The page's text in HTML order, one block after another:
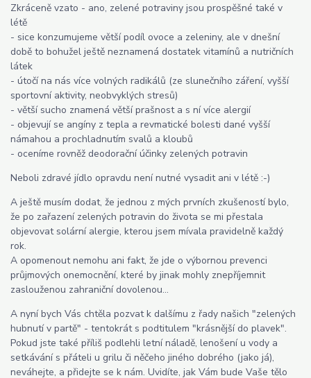
Zkráceně vzato - ano, zelené potraviny jsou prospěšné také v
létě
- sice konzumujeme větší podíl ovoce a zeleniny, ale v dnešní
době to bohužel ještě neznamená dostatek vitamínů a nutričních
látek
- útočí na nás více volných radikálů (ze slunečního záření, vyšší
sportovní aktivity, neobvyklých stresů)
- větší sucho znamená větší prašnost a s ní více alergií
- objevují se angíny z tepla a revmatické bolesti dané vyšší
námahou a prochladnutím svalů a kloubů
- oceníme rovněž deodorační účinky zelených potravin
Neboli zdravé jídlo opravdu není nutné vysadit ani v létě :-)
A ještě musím dodat, že jednou z mých prvních zkušeností bylo,
že po zařazení zelených potravin do života se mi přestala
objevovat solární alergie, kterou jsem mívala pravidelně každý
rok.
A opomenout nemohu ani fakt, že jde o výbornou prevenci
průjmových onemocnění, které by jinak mohly znepříjemnit
zaslouženou zahraniční dovolenou...
A nyní bych Vás chtěla pozvat k dalšímu z řady našich "zelených
hubnutí v partě" - tentokrát s podtitulem "krásnější do plavek".
Pokud jste také příliš podlehli letní náladě, lenošení u vody a
setkávání s přáteli u grilu či něčeho jiného dobrého (jako já),
neváhejte, a přidejte se k nám. Uvidíte, jak Vám bude Vaše tělo